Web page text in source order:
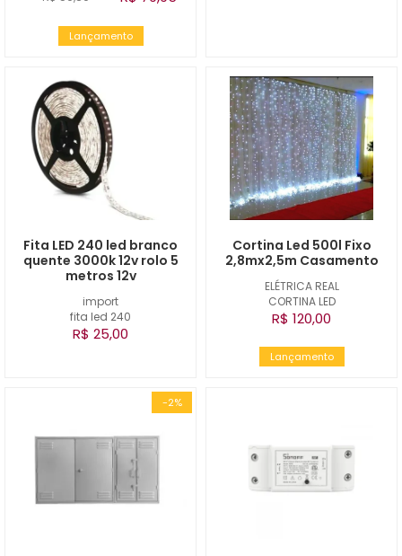
Lançamento
import
fita led 240
Fita LED 240 led branco
quente 3000k 12v rolo 5
metros 12v
R$ 25,00
ELÉTRICA REAL
CORTINA LED
Cortina Led 500l Fixo
2,8mx2,5m Casamento
R$ 120,00
Lançamento
-2%